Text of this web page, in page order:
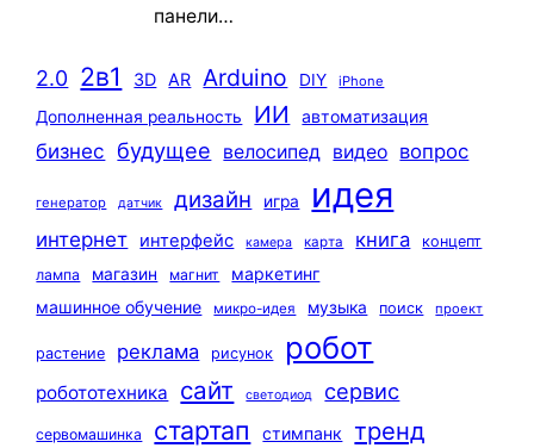
панели…
2.0 2в1 3D AR Arduino DIY iPhone
Дополненная реальность ИИ автоматизация
бизнес будущее велосипед видео вопрос
генератор датчик дизайн игра идея
интернет интерфейс камера карта книга
концепт
лампа
магазин магнит
маркетинг
машинное обучение
микро-идея музыка поиск проект
растение реклама рисунок робот
робототехника сайт светодиод сервис
сервомашинка стартап стимпанк тренд